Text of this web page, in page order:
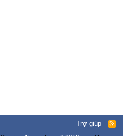
Trợ giúp
R